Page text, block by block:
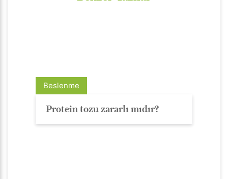
Beslenme
Protein tozu zararlı mıdır?